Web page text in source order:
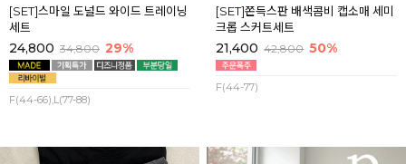
[SET]스마일 도널드 와이드 트레이닝
세트
24,800 34,800 29%
F(44-66),L(77-88)
[SET]쫀득스판 배색콤비 캡소매 세미
크롭 스커트세트
21,400 42,800 50%
F(44-77)